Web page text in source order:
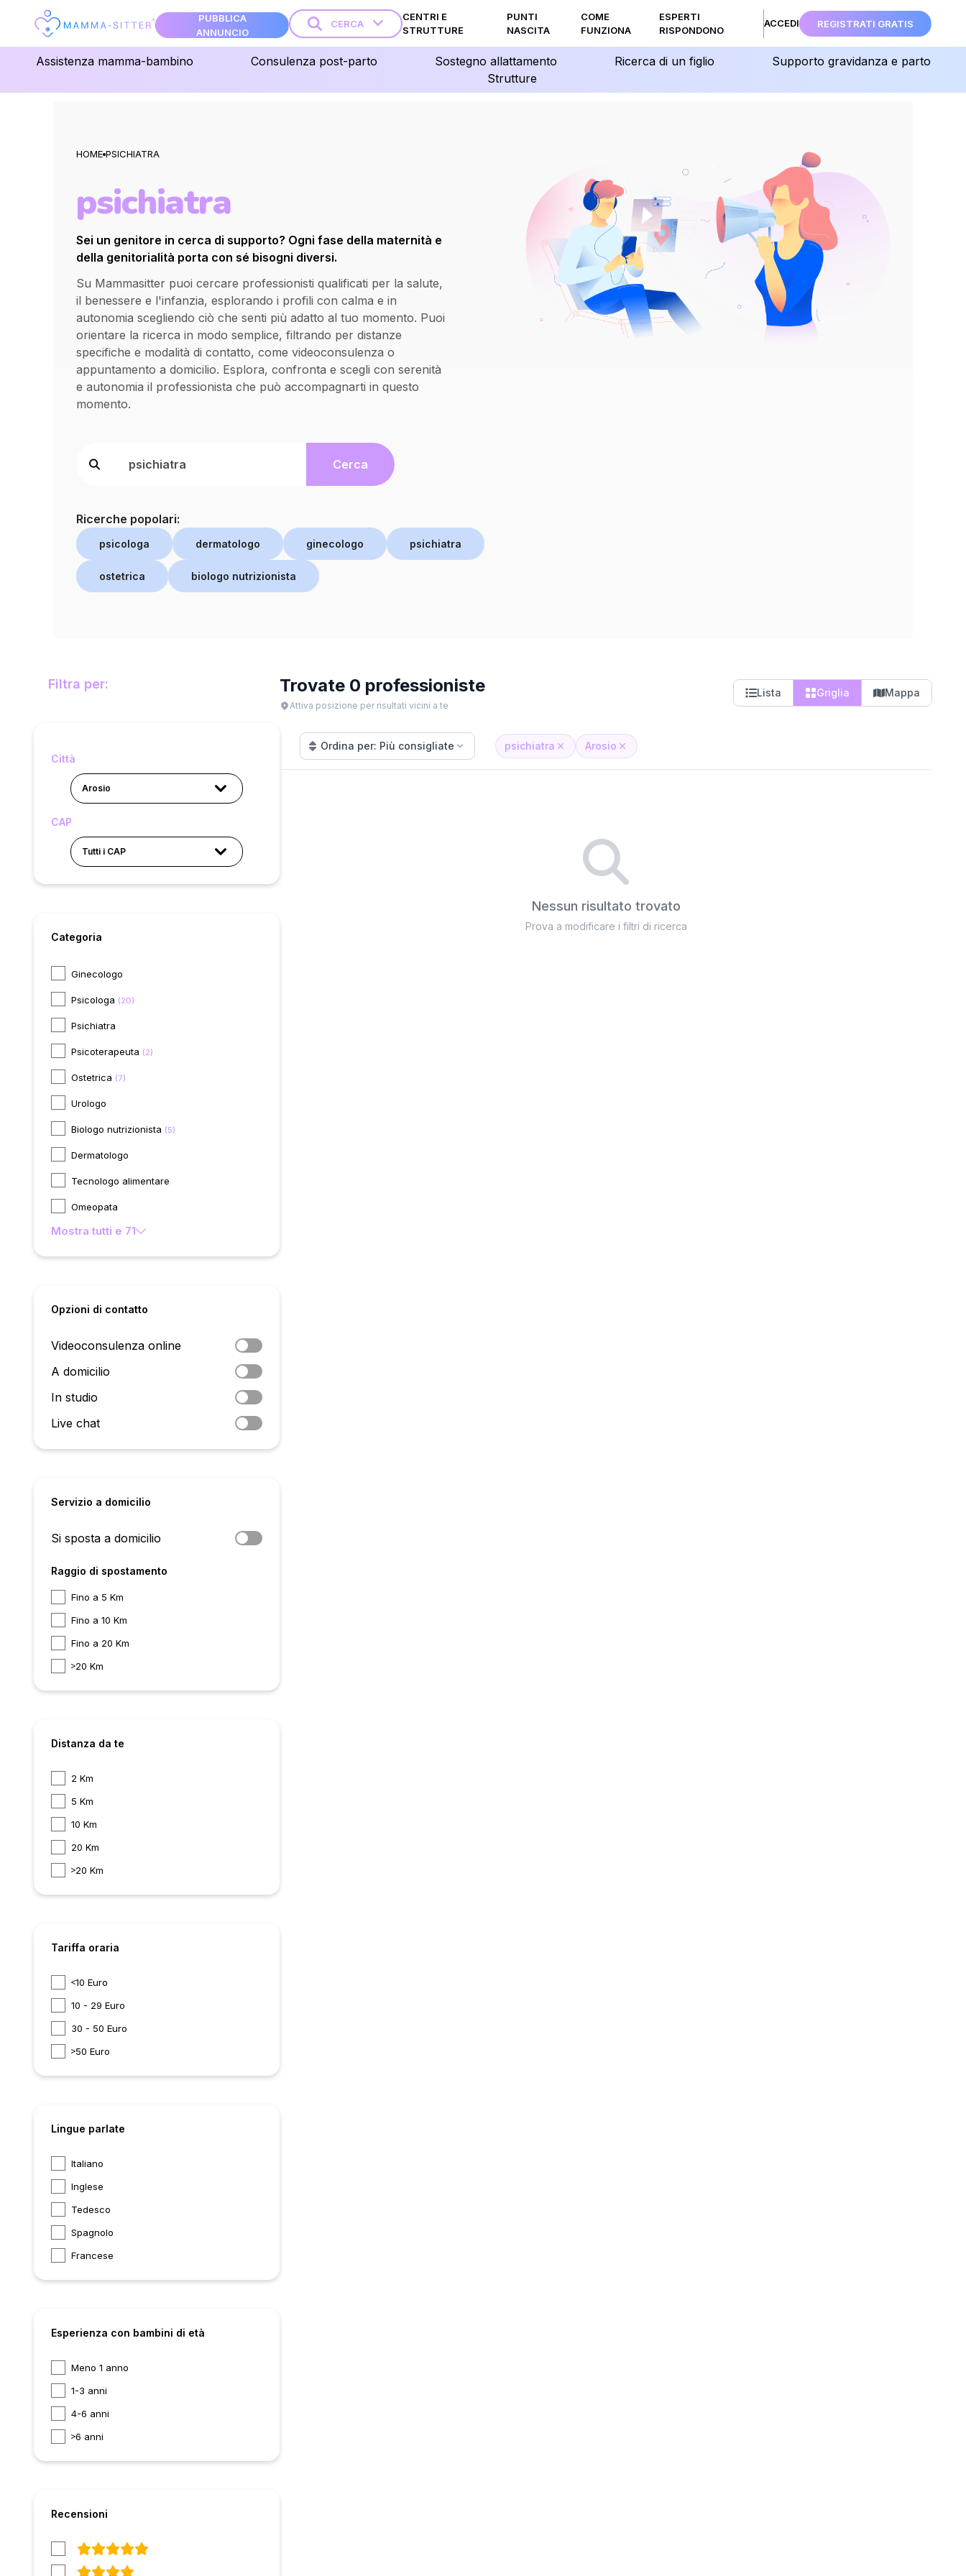
PUBBLICA
ANNUNCIO
CERCA
CENTRI E
STRUTTURE
PUNTI
NASCITA
COME
FUNZIONA
ESPERTI
RISPONDONO
ACCEDI REGISTRATI GRATIS
Assistenza mamma-bambino Consulenza post-parto Sostegno allattamento Ricerca di un figlio
Supporto gravidanza e parto
Strutture
HOME PSICHIATRA
psichiatra
Sei un genitore in cerca di supporto? Ogni fase della maternità e
della genitorialità porta con sé bisogni diversi.
Su Mammasitter puoi cercare professionisti qualificati per la salute,
il benessere e l'infanzia, esplorando i profili con calma e in
autonomia scegliendo ciò che senti più adatto al tuo momento. Puoi
orientare la ricerca in modo semplice, filtrando per distanze
specifiche e modalità di contatto, come videoconsulenza o
appuntamento a domicilio. Esplora, confronta e scegli con serenità
e autonomia il professionista che può accompagnarti in questo
momento.
Cerca
Ricerche popolari:
psicologa dermatologo ginecologo psichiatra
ostetrica biologo nutrizionista
Filtra per:
Città
Arosio
CAP
Tutti i CAP
Categoria
Ginecologo
Psicologa (20)
Psichiatra
Psicoterapeuta (2)
Ostetrica (7)
Urologo
Biologo nutrizionista (5)
Dermatologo
Tecnologo alimentare
Omeopata
Mostra tutti e 71
Opzioni di contatto
Videoconsulenza online
A domicilio
In studio
Live chat
Servizio a domicilio
Si sposta a domicilio
Raggio di spostamento
Fino a 5 Km
Fino a 10 Km
Fino a 20 Km
20 Km
Distanza da te
2 Km
5 Km
10 Km
20 Km
20 Km
Tariffa oraria
10 Euro
10 - 29 Euro
30 - 50 Euro
50 Euro
Lingue parlate
Italiano
Inglese
Tedesco
Spagnolo
Francese
Esperienza con bambini di età
Meno 1 anno
1-3 anni
4-6 anni
6 anni
Recensioni
Trovate 0 professioniste
Attiva posizione per risultati vicini a te
Lista Griglia Mappa
Ordina per: Più consigliate psichiatra Arosio
Nessun risultato trovato
Prova a modificare i filtri di ricerca